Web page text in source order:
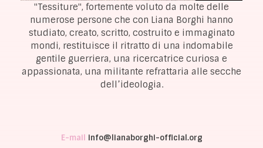
"Tessiture", fortemente voluto da molte delle
numerose persone che con Liana Borghi hanno
studiato, creato, scritto, costruito e immaginato
mondi, restituisce il ritratto di una indomabile
gentile guerriera, una ricercatrice curiosa e
appassionata, una militante refrattaria alle secche
dell’ideologia.
E-mail info@lianaborghi-official.org